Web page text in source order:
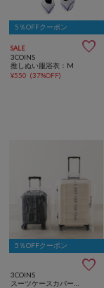
5％OFFクーポン
SALE 
3COINS
推しぬい服浴衣：M
¥550 (37%OFF)
5％OFFクーポン

3COINS